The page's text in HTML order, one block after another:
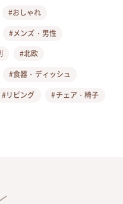
#おしゃれ
#メンズ・男性
#北欧
#食器・ディッシュ
#リビング
#チェア・椅子